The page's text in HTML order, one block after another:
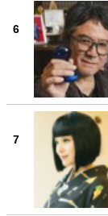
6
7